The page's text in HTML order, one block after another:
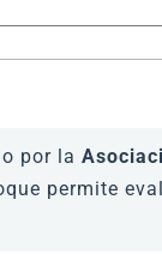
por la
permite